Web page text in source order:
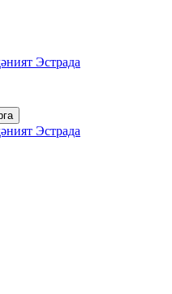
Эстрада
Эстрада